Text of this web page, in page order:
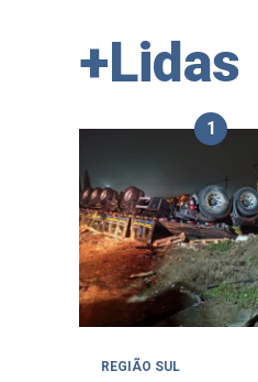
+Lidas
1
REGIÃO SUL